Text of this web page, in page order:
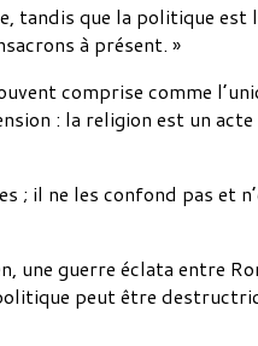
tandis que la politique est
à présent. »
comprise comme
: la religion est un
; il ne les confond pas et
une guerre éclata entre
peut être